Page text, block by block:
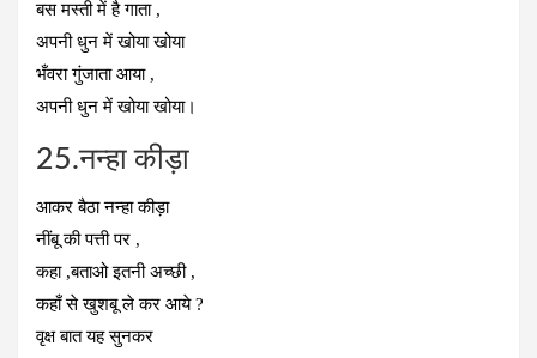
बस मस्ती में है गाता ,
अपनी धुन में खोया खोया
भँवरा गुंजाता आया ,
अपनी धुन में खोया खोया।
25.नन्हा कीड़ा
आकर बैठा नन्हा कीड़ा
नींबू की पत्ती पर ,
कहा ,बताओ इतनी अच्छी ,
कहाँ से खुशबू ले कर आये ?
वृक्ष बात यह सुनकर